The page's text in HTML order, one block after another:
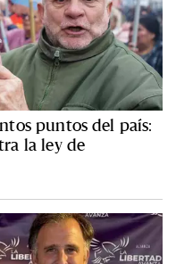
puntos del país:
la ley de